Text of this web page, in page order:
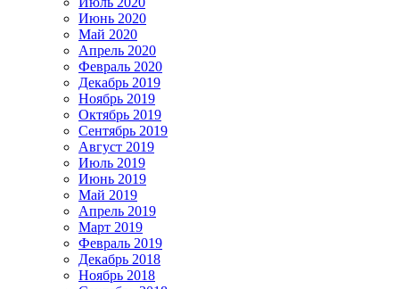
Июнь 2020
Май 2020
Апрель 2020
Февраль 2020
Декабрь 2019
Ноябрь 2019
Октябрь 2019
Сентябрь 2019
Август 2019
Июль 2019
Июнь 2019
Май 2019
Апрель 2019
Март 2019
Февраль 2019
Декабрь 2018
Ноябрь 2018